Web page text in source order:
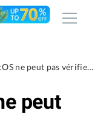
[Résolu] MacOS ne peut pas vérifier les logiciels malveillants
peut